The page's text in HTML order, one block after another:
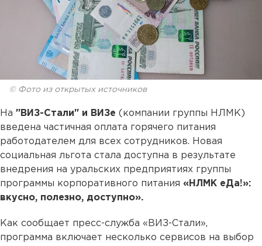
© Фото из открытых источников
На "ВИЗ-Стали" и ВИЗе (компании группы НЛМК)
введена частичная оплата горячего питания
работодателем для всех сотрудников. Новая
социальная льгота стала доступна в результате
внедрения на уральских предприятиях группы
программы корпоративного питания «НЛМК еДа!»:
вкусно, полезно, доступно».
Как сообщает пресс-служба «ВИЗ-Стали»,
программа включает несколько сервисов на выбор